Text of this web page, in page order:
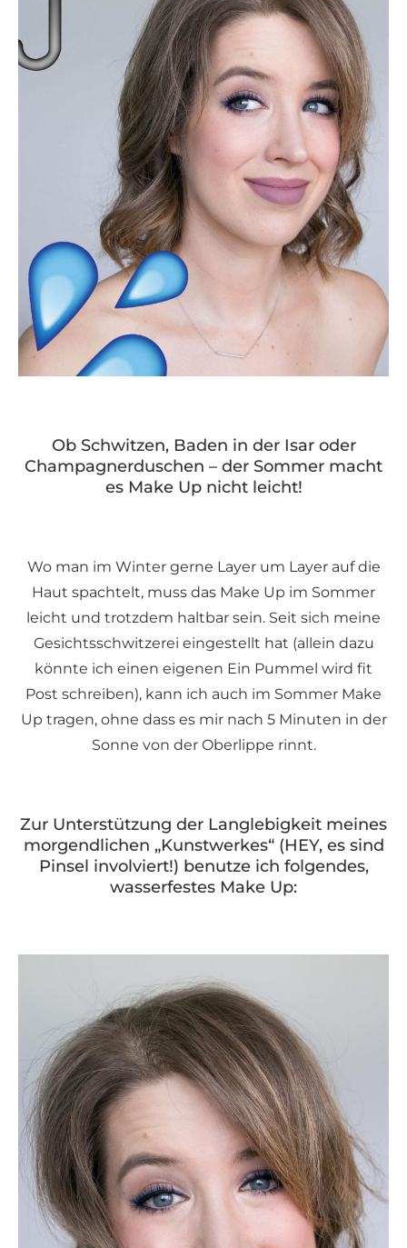
Ob Schwitzen, Baden in der Isar oder
Champagnerduschen – der Sommer macht
es Make Up nicht leicht!
Wo man im Winter gerne Layer um Layer auf die
Haut spachtelt, muss das Make Up im Sommer
leicht und trotzdem haltbar sein. Seit sich meine
Gesichtsschwitzerei eingestellt hat (allein dazu
könnte ich einen eigenen Ein Pummel wird fit
Post schreiben), kann ich auch im Sommer Make
Up tragen, ohne dass es mir nach 5 Minuten in der
Sonne von der Oberlippe rinnt.
Zur Unterstützung der Langlebigkeit meines
morgendlichen „Kunstwerkes“ (HEY, es sind
Pinsel involviert!) benutze ich folgendes,
wasserfestes Make Up: